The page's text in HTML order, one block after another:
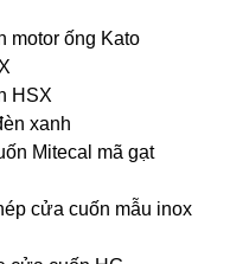
motor ống Kato
HSX
xanh
Mitecal mã gạt
cửa cuốn mẫu inox